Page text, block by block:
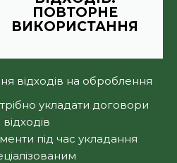
ПОВТОРНЕ
ВИКОРИСТАННЯ
відходів на оброблення
укладати договори
під час укладання